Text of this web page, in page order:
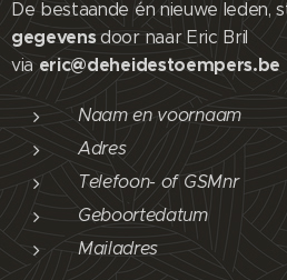
De bestaande én nieuwe leden,
gegevensdoor naar Eric Bril
via eric@deheidestoempers.be
Naam en voornaam
Adres
Telefoon- of GSMnr
Geboortedatum
Mailadres